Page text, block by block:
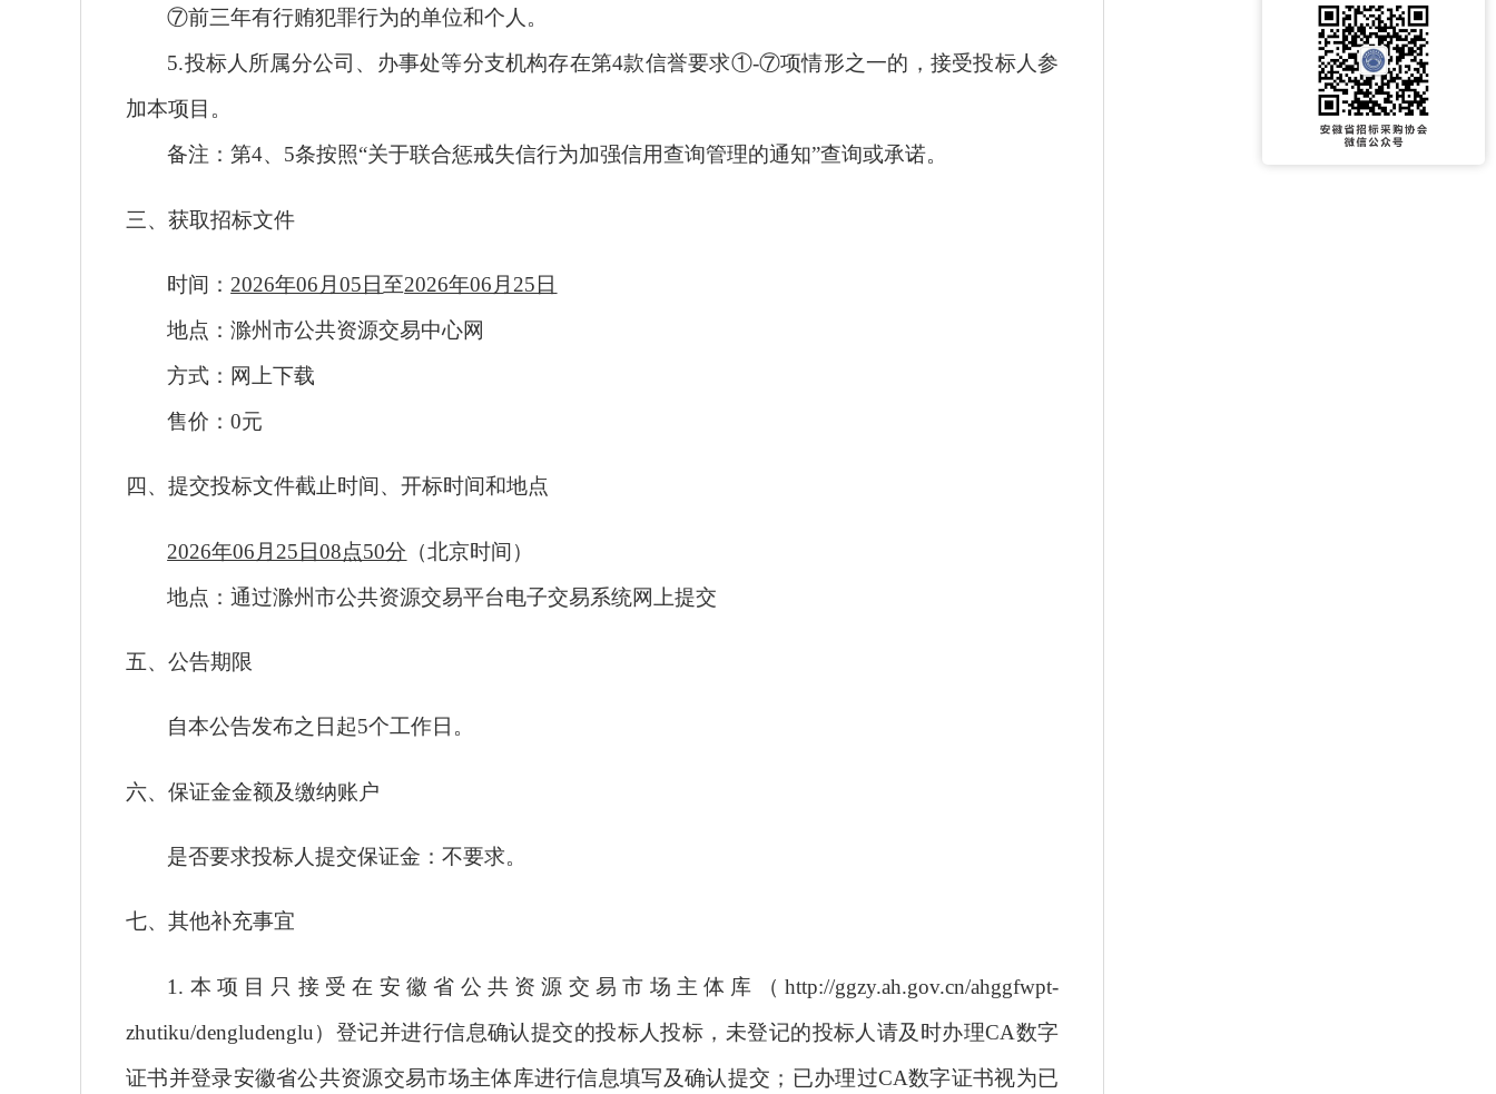
⑦前三年有行贿犯罪行为的单位和个人。
5.投标人 所属分公司、办事处等分支机构存在第4款信誉要求①-⑦项情形之一的，接受投标人参
加本项目。
备注：第4、5条按照“关于联合惩戒失信行为加强信用查询管理的通知”查询或承诺。
三、获取招标文件
时间： 2026年06月05日至2026年06月25日
地点：滁州市公共资源交易中心网
方式：网上下载
售价：0元
四、提交投标文件截止时间、开标时间和地点
2026年06月25日08点50分 （北京时间）
地点：通过滁州市公共资源交易平台电子交易系统网上提交
五、公告期限
自本公告发布之日起5个工作日。
六、保证金金额及缴纳账户
是否要求投标人提交保证金：不要求。
七、其他补充事宜
1.本项目只接受在安徽省公共资源交易市场主体库（http://ggzy.ah.gov.cn/ahggfwpt-
zhutiku/dengludenglu）登记并进行信息确认提交的投标人投标，未登记的投标人请及时办理CA数字
证书并登录安徽省公共资源交易市场主体库进行信息填写及确认提交；已办理过CA数字证书视为已